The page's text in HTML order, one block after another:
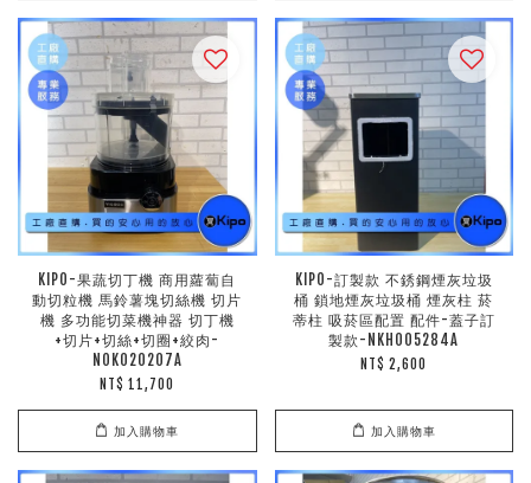
KIPO-果蔬切丁機 商用蘿蔔自
動切粒機 馬鈴薯塊切絲機 切片
機 多功能切菜機神器 切丁機
+切片+切絲+切圈+絞肉-
NOK020207A
NT$ 11,700
加入購物車
KIPO-訂製款 不銹鋼煙灰垃圾
桶 鎖地煙灰垃圾桶 煙灰柱 菸
蒂柱 吸菸區配置 配件-蓋子訂
製款-NKH005284A
NT$ 2,600
加入購物車